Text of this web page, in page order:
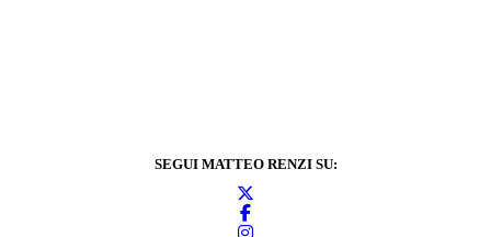
SEGUI MATTEO RENZI SU: